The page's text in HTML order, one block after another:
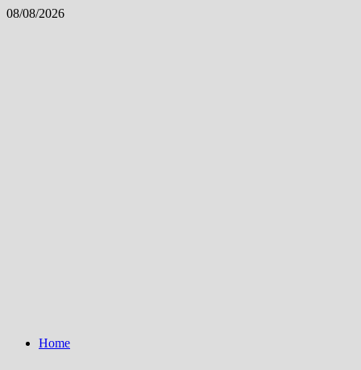
Skip
08/08/2026
Home